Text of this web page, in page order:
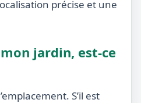
précise et une
jardin, est-ce
S’il est